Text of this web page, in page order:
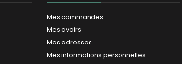
Mes commandes
Mes avoirs
Mes adresses
Mes informations personnelles